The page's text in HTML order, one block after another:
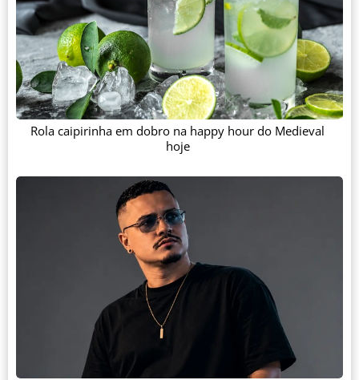
Rola caipirinha em dobro na happy hour do Medieval
hoje